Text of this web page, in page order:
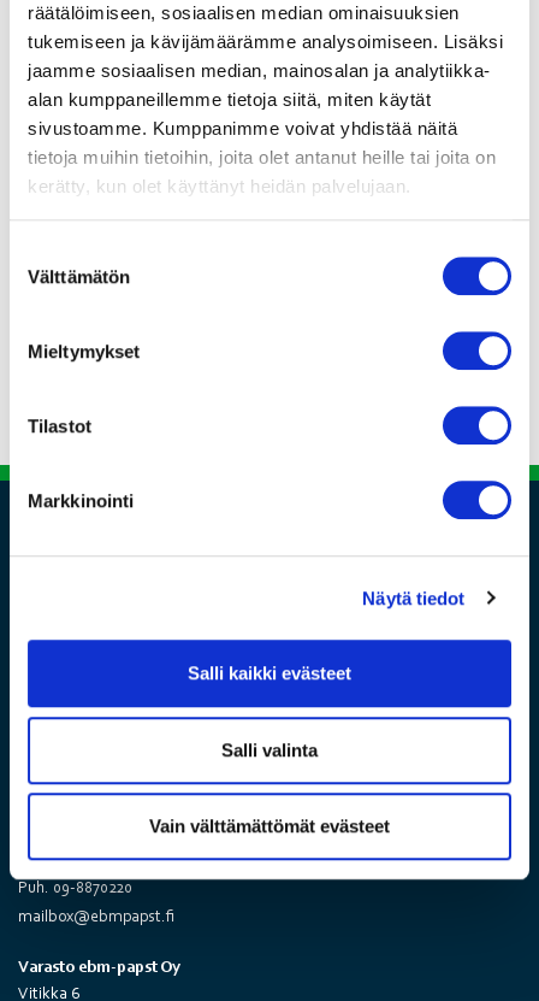
räätälöimiseen, sosiaalisen median ominaisuuksien
tukemiseen ja kävijämäärämme analysoimiseen. Lisäksi
jaamme sosiaalisen median, mainosalan ja analytiikka-
alan kumppaneillemme tietoja siitä, miten käytät
sivustoamme. Kumppanimme voivat yhdistää näitä
tietoja muihin tietoihin, joita olet antanut heille tai joita on
kerätty, kun olet käyttänyt heidän palvelujaan.
valinta
Välttämätön
Mieltymykset
Tilastot
Markkinointi
Näytä tiedot
Salli kaikki evästeet
Salli valinta
Vain välttämättömät evästeet
puhaltimet on varustettu pyöreillä
kanavaliitännöillä.
– Kuori korroosionkestävää alumiinia
– Ohjaussignaali 0 – 10 VDC ja
– ebm-papstin GreenTech EC-
moottori
– Pyöreä ilmanpoistoaukko
– Ilmantuotto jopa 20.000m3/h
– Split-malli; helppo purkaa osiin
Kysy lisää myynnistämme!
BoxFan_Brochure_20-EN.pdf
Seuraa meitä
ebm-papst Oy
Asiakaspalvelu yritysasiakkaille
ma-pe 8-16
Puh. 09-8870220
mailbox@ebmpapst.fi
Varasto ebm-papst Oy
Vitikka 6